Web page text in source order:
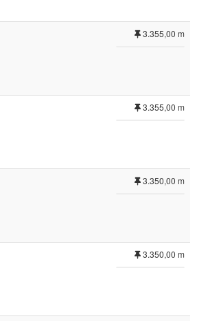
3.355,00 m
3.355,00 m
3.350,00 m
3.350,00 m